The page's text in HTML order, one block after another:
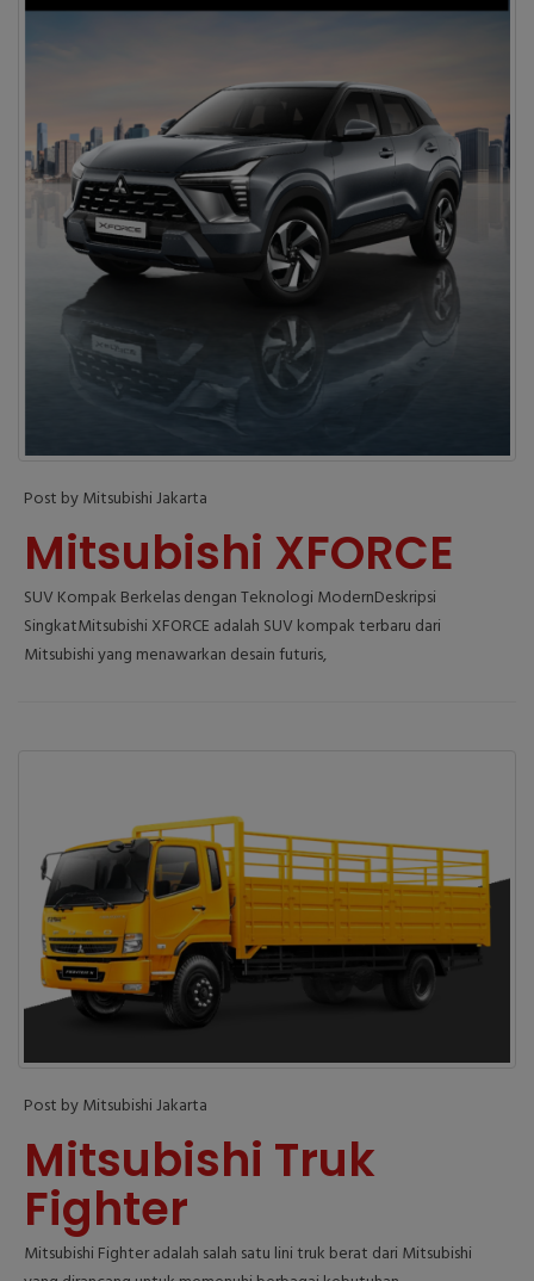
Post by Mitsubishi Jakarta
Mitsubishi XFORCE
SUV Kompak Berkelas dengan Teknologi ModernDeskripsi
SingkatMitsubishi XFORCE adalah SUV kompak terbaru dari
Mitsubishi yang menawarkan desain futuris,
Post by Mitsubishi Jakarta
Mitsubishi Truk
Fighter
Mitsubishi Fighter adalah salah satu lini truk berat dari Mitsubishi